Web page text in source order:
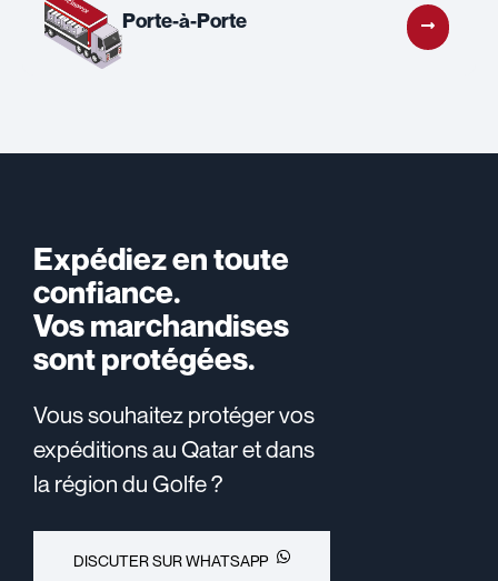
Porte-à-Porte
Expédiez en toute
confiance.
Vos marchandises
sont protégées.
Vous souhaitez protéger vos
expéditions au Qatar et dans
la région du Golfe ?
DISCUTER SUR WHATSAPP